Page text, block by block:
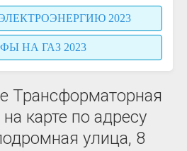
2023
НА ГАЗ 2023
Трансформаторная
карте по адресу
улица, 8